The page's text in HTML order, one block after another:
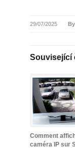
29/07/2025
Související
Comment
caméra IP sur